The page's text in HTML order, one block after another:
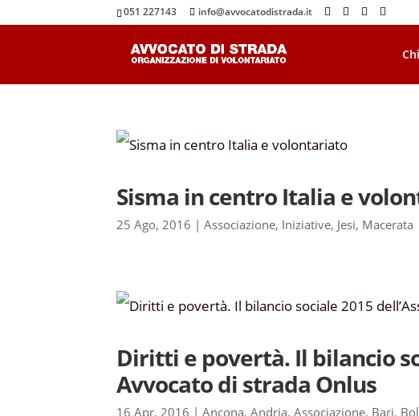
051 227143 info@avvocatodistrada.it
Sisma in centro Italia e
25 Ago, 2016 | Associazione, Iniziative, Jesi, Macerata
Diritti e povertà. Il bilancio
Avvocato di strada Onlus
16 Apr, 2016 | Ancona, Andria, Associazione, Bari,